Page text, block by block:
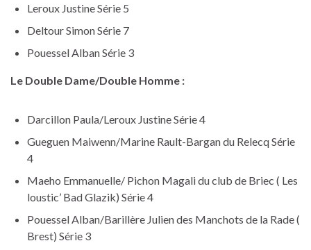
Leroux Justine Série 5
Deltour Simon Série 7
Pouessel Alban Série 3
Le Double Dame/Double Homme :
Darcillon Paula/Leroux Justine Série 4
Gueguen Maiwenn/Marine Rault-Bargan du Relecq Série
4
Maeho Emmanuelle/ Pichon Magali du club de Briec ( Les
loustic’ Bad Glazik) Série 4
Pouessel Alban/Barillère Julien des Manchots de la Rade (
Brest) Série 3